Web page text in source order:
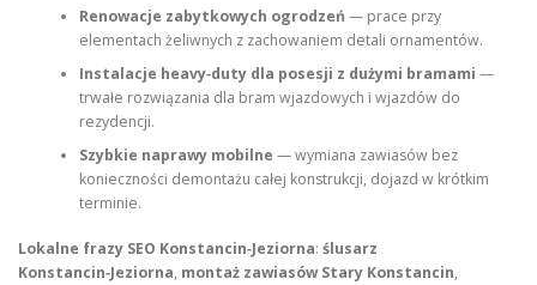
Renowacje zabytkowych ogrodzeń — prace przy
elementach żeliwnych z zachowaniem detali ornamentów.
Instalacje heavy‑duty dla posesji z dużymi bramami —
trwałe rozwiązania dla bram wjazdowych i wjazdów do
rezydencji.
Szybkie naprawy mobilne — wymiana zawiasów bez
konieczności demontażu całej konstrukcji, dojazd w krótkim
terminie.
Lokalne frazy SEO Konstancin‑Jeziorna: ślusarz
Konstancin‑Jeziorna, montaż zawiasów Stary Konstancin,